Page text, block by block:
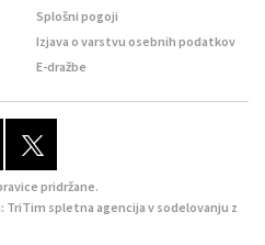
Splošni pogoji
Izjava o varstvu osebnih podatkov
E-dražbe
pridržane.
TriTim spletna agencija v sodelovanju z